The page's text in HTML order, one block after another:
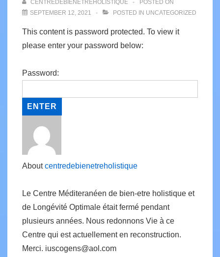
CENTREDEBIENETREHOLISTIQUE
POSTED ON
SEPTEMBER 12, 2021
POSTED IN UNCATEGORIZED
This content is password protected. To view it
please enter your password below:
Password:
Aboutcentredebienetreholistique
Le Centre Méditeranéen de bien-etre holistique et
de Longévité Optimale était fermé pendant
plusieurs années. Nous redonnons Vie à ce
Centre qui est actuellement en reconstruction.
Merci. iuscogens@aol.com